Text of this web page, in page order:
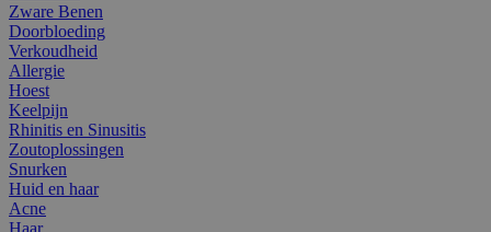
Zware Benen
Doorbloeding
Verkoudheid
Allergie
Hoest
Keelpijn
Rhinitis en Sinusitis
Zoutoplossingen
Snurken
Huid en haar
Acne
Haar